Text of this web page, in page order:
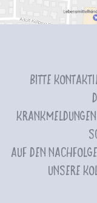
Bitte
Auf den
unsere